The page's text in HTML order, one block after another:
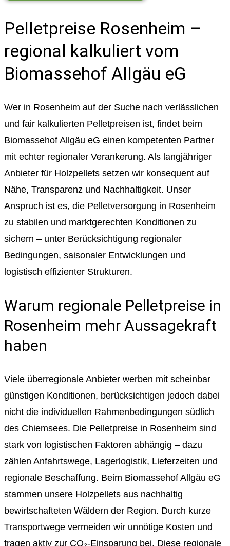
Pelletpreise Rosenheim –
regional kalkuliert vom
Biomassehof Allgäu eG
Wer in Rosenheim auf der Suche nach verlässlichen
und fair kalkulierten Pelletpreisen ist, findet beim
Biomassehof Allgäu eG einen kompetenten Partner
mit echter regionaler Verankerung. Als langjähriger
Anbieter für Holzpellets setzen wir konsequent auf
Nähe, Transparenz und Nachhaltigkeit. Unser
Anspruch ist es, die Pelletversorgung in Rosenheim
zu stabilen und marktgerechten Konditionen zu
sichern – unter Berücksichtigung regionaler
Bedingungen, saisonaler Entwicklungen und
logistisch effizienter Strukturen.
Warum regionale Pelletpreise in
Rosenheim mehr Aussagekraft
haben
Viele überregionale Anbieter werben mit scheinbar
günstigen Konditionen, berücksichtigen jedoch dabei
nicht die individuellen Rahmenbedingungen südlich
des Chiemsees. Die Pelletpreise in Rosenheim sind
stark von logistischen Faktoren abhängig – dazu
zählen Anfahrtswege, Lagerlogistik, Lieferzeiten und
regionale Beschaffung. Beim Biomassehof Allgäu eG
stammen unsere Holzpellets aus nachhaltig
bewirtschafteten Wäldern der Region. Durch kurze
Transportwege vermeiden wir unnötige Kosten und
tragen aktiv zur CO₂-Einsparung bei. Diese regionale